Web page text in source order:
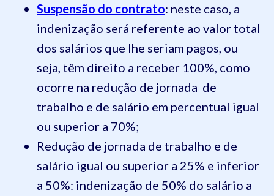
Suspensão do contrato: neste caso, a
indenização será referente ao valor total
dos salários que lhe seriam pagos, ou
seja, têm direito a receber 100%, como
ocorre na redução de jornada de
trabalho e de salário em percentual igual
ou superior a 70%;
Redução de jornada de trabalho e de
salário igual ou superior a 25% e inferior
a 50%: indenização de 50% do salário a